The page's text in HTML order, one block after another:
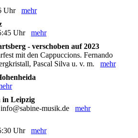
Uhr mehr
Uhr mehr
- verschoben auf 2023
mit den Cappuccions. Fernando
Pascal Silva u. v. m. mehr
in Leipzig
musik.de mehr
Uhr mehr